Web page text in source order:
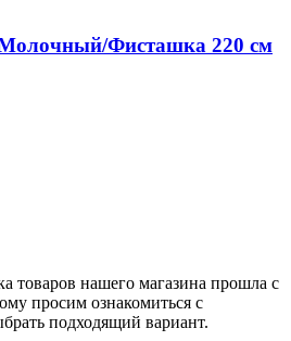
Фисташка 220 см
товаров нашего магазина прошла с
просим ознакомиться с
подходящий вариант.